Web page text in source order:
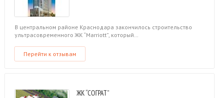
В центральном районе Краснодара закончилось строительство
ультрасовременного ЖК “Marriott”, который…
Перейти к отзывам
ЖК “СОГРАТ”